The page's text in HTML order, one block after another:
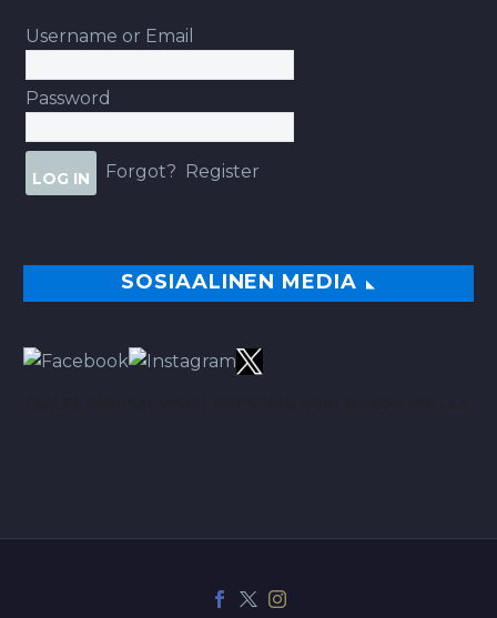
Username or Email
Password
Forgot? Register
SOSIAALINEN MEDIA